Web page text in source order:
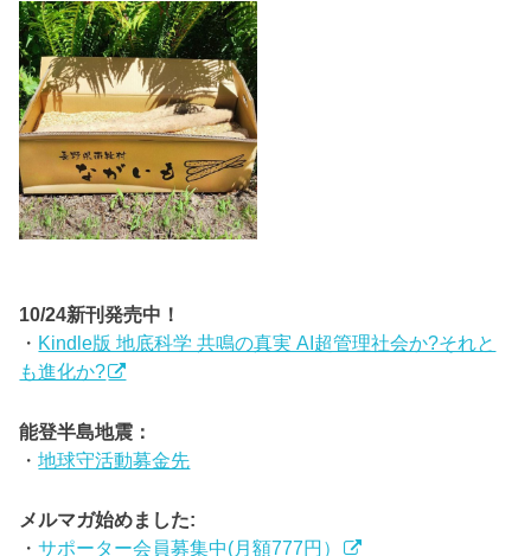
10/24新刊発売中！
・ Kindle版 地底科学 共鳴の真実 AI超管理社会か?それと
も進化か?
能登半島地震：
・地球守活動募金先
メルマガ始めました:
・サポーター会員募集中(月額777円）